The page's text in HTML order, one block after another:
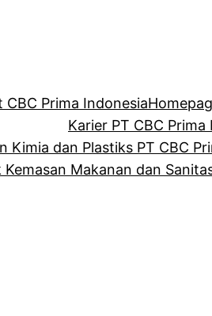
CBC Prima Indonesia
Karier PT CBC Prima
Kimia dan Plastiks PT CBC
Kemasan Makanan dan